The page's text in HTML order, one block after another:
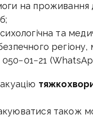
на проживання
та
050−01−21
також